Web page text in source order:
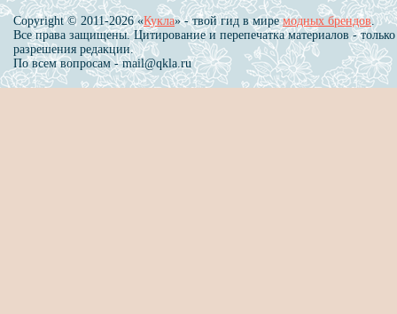
Copyright © 2011-2026 «Кукла» - твой гид в миремодных брендов.
Все права защищены. Цитирование и перепечатка материалов - только
разрешения редакции.
По всем вопросам - mail@qkla.ru